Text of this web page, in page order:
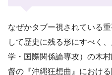
なぜかタブー視されている
して歴史に残る形にすべく
学・国際関係論専攻）の木
督の『沖縄狂想曲』におけ